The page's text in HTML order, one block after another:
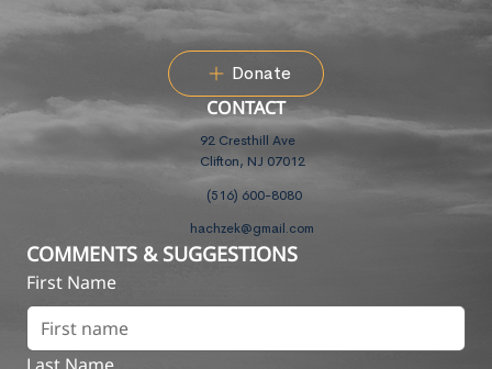
Donate
CONTACT
92 Cresthill Ave
Clifton, NJ 07012
(516) 600-8080
hachzek@gmail.com
COMMENTS & SUGGESTIONS
First Name